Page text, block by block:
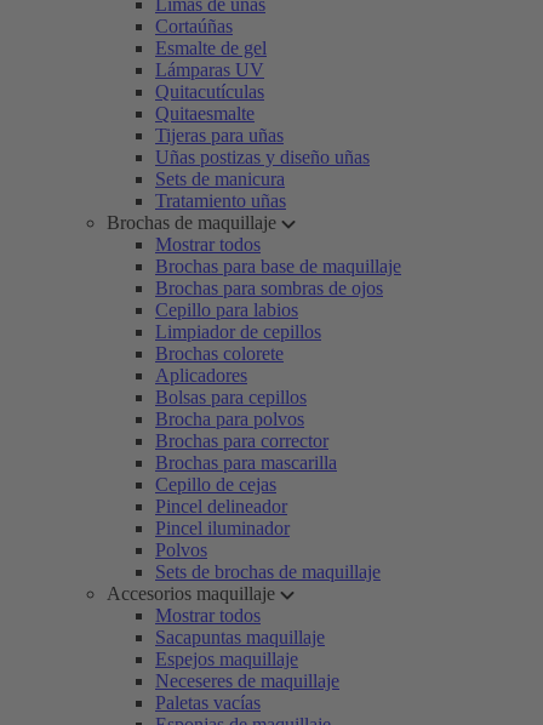
Limas de uñas
Cortaúñas
Esmalte de gel
Lámparas UV
Quitacutículas
Quitaesmalte
Tijeras para uñas
Uñas postizas y diseño uñas
Sets de manicura
Tratamiento uñas
Brochas de maquillaje
Mostrar todos
Brochas para base de maquillaje
Brochas para sombras de ojos
Cepillo para labios
Limpiador de cepillos
Brochas colorete
Aplicadores
Bolsas para cepillos
Brocha para polvos
Brochas para corrector
Brochas para mascarilla
Cepillo de cejas
Pincel delineador
Pincel iluminador
Polvos
Sets de brochas de maquillaje
Accesorios maquillaje
Mostrar todos
Sacapuntas maquillaje
Espejos maquillaje
Neceseres de maquillaje
Paletas vacías